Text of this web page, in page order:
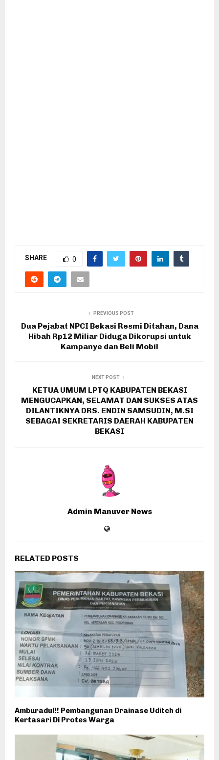
SHARE 0
PREVIOUS POST
Dua Pejabat NPCI Bekasi Resmi Ditahan, Dana
Hibah Rp12 Miliar Diduga Dikorupsi untuk
Kampanye dan Beli Mobil
NEXT POST
KETUA UMUM LPTQ KABUPATEN BEKASI
MENGUCAPKAN, SELAMAT DAN SUKSES ATAS
DILANTIKNYA DRS. ENDIN SAMSUDIN, M.SI
SEBAGAI SEKRETARIS DAERAH KABUPATEN
BEKASI
Admin Manuver News
RELATED POSTS
Amburadul!! Pembangunan Drainase Uditch di
Kertasari Di Protes Warga